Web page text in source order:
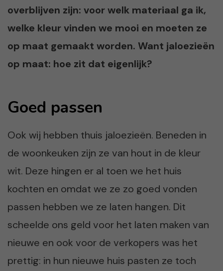
overblijven zijn: voor welk materiaal ga ik,
welke kleur vinden we mooi en moeten ze
op maat gemaakt worden. Want jaloezieën
op maat: hoe zit dat eigenlijk?
Goed passen
Ook wij hebben thuis jaloezieën. Beneden in
de woonkeuken zijn ze van hout in de kleur
wit. Deze hingen er al toen we het huis
kochten en omdat we ze zo goed vonden
passen hebben we ze laten hangen. Dit
scheelde ons geld voor het laten maken van
nieuwe en ook voor de verkopers was het
prettig: in hun nieuwe huis pasten ze toch